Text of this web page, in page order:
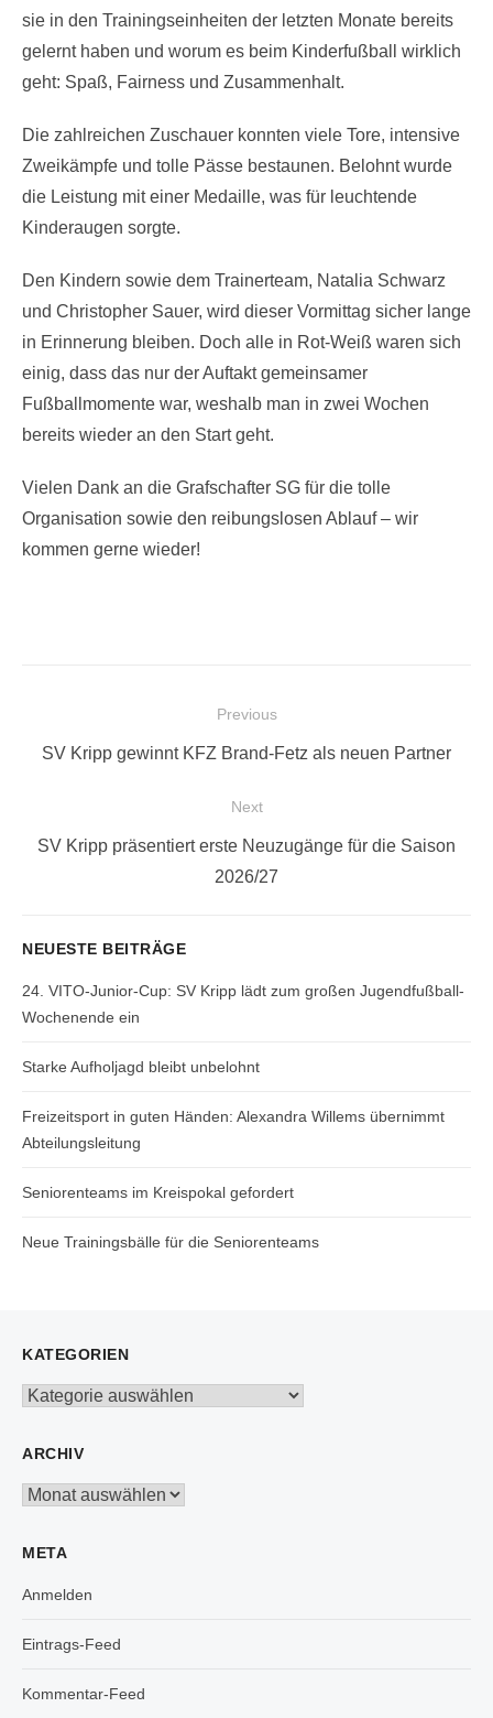
sie in den Trainingseinheiten der letzten Monate bereits
gelernt haben und worum es beim Kinderfußball wirklich
geht: Spaß, Fairness und Zusammenhalt.
Die zahlreichen Zuschauer konnten viele Tore, intensive
Zweikämpfe und tolle Pässe bestaunen. Belohnt wurde
die Leistung mit einer Medaille, was für leuchtende
Kinderaugen sorgte.
Den Kindern sowie dem Trainerteam, Natalia Schwarz
und Christopher Sauer, wird dieser Vormittag sicher lange
in Erinnerung bleiben. Doch alle in Rot-Weiß waren sich
einig, dass das nur der Auftakt gemeinsamer
Fußballmomente war, weshalb man in zwei Wochen
bereits wieder an den Start geht.
Vielen Dank an die Grafschafter SG für die tolle
Organisation sowie den reibungslosen Ablauf – wir
kommen gerne wieder!
Beitragsnavigation
Previous
Previous
SV Kripp gewinnt KFZ Brand-Fetz als neuen Partner
Next
Next
SV Kripp präsentiert erste Neuzugänge für die Saison
2026/27
NEUESTE BEITRÄGE
24. VITO-Junior-Cup: SV Kripp lädt zum großen Jugendfußball-
Wochenende ein
Starke Aufholjagd bleibt unbelohnt
Freizeitsport in guten Händen: Alexandra Willems übernimmt
Abteilungsleitung
Seniorenteams im Kreispokal gefordert
Neue Trainingsbälle für die Seniorenteams
KATEGORIEN
Kategorien
ARCHIV
Archiv
META
Anmelden
Eintrags-Feed
Kommentar-Feed